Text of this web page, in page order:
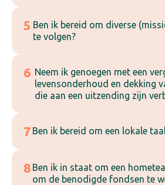
5 Ben ik bereid om diverse
te volgen?
6 Neem ik genoegen met een
levensonderhoud en dekking
die aan een uitzending zijn
7 Ben ik bereid om een lokale
8 Ben ik in staat om een
om de benodigde fondsen te